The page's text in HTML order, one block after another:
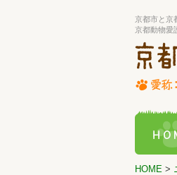
京都市と京
京都動物愛
HOME >